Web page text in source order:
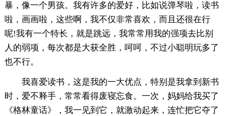
暴，像一个男孩。我有许多的爱好，比如说弹琴啦，读书
啦，画画啦，这些啊，我不仅非常喜欢，而且还很在行
呢!我有一个特长，就是跳远，我常常用我的强项去比别
人的弱项，每次都是大获全胜，呵呵，不过小聪明玩多了
也不行。
我喜爱读书，这是我的一大优点，特别是我拿到新书
时，爱不释手，常常看得废寝忘食。一次，妈妈给我买了
《格林童话》，我一见到它，就激动起来，连忙把它夺了